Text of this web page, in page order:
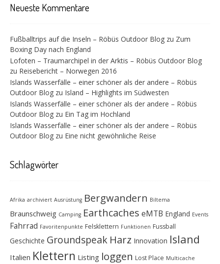
Neueste Kommentare
Fußballtrips auf die Inseln – Röbüs Outdoor Blog zu Zum
Boxing Day nach England
Lofoten – Traumarchipel in der Arktis – Röbüs Outdoor Blog
zu Reisebericht – Norwegen 2016
Islands Wasserfälle – einer schöner als der andere – Röbüs
Outdoor Blog zu Island – Highlights im Südwesten
Islands Wasserfälle – einer schöner als der andere – Röbüs
Outdoor Blog zu Ein Tag im Hochland
Islands Wasserfälle – einer schöner als der andere – Röbüs
Outdoor Blog zu Eine nicht gewöhnliche Reise
Schlagwörter
Afrika archiviert Ausrüstung Bergwandern Biltema
Braunschweig Camping Earthcaches eMTB England Events
Fahrrad Favoritenpunkte Felsklettern Funktionen Fussball
Geschichte Groundspeak Harz Innovation Island
Italien Klettern Listing loggen Lost Place Multicache